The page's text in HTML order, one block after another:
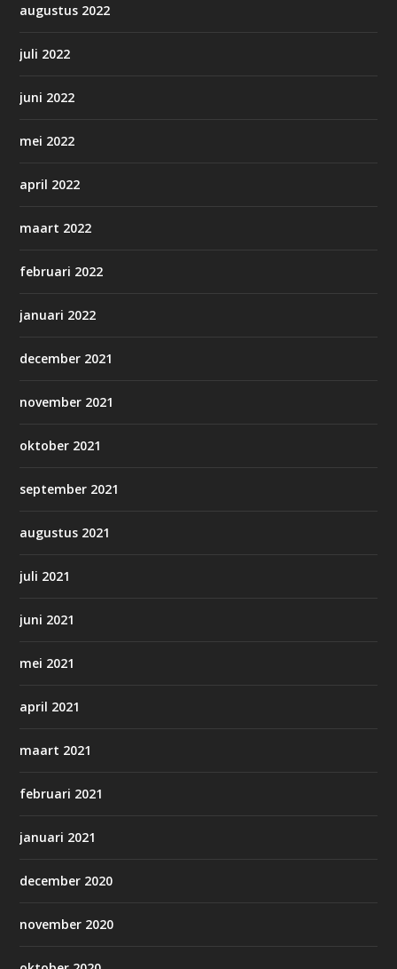
augustus 2022
juli 2022
juni 2022
mei 2022
april 2022
maart 2022
februari 2022
januari 2022
december 2021
november 2021
oktober 2021
september 2021
augustus 2021
juli 2021
juni 2021
mei 2021
april 2021
maart 2021
februari 2021
januari 2021
december 2020
november 2020